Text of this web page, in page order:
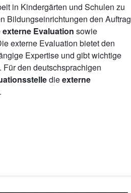
in Kindergärten und Schulen zu
Bildungseinrichtungen den Auftrag
externe Evaluation sowie
externe Evaluation bietet den
Expertise und gibt wichtige
. Für den deutschsprachigen
dieexterne